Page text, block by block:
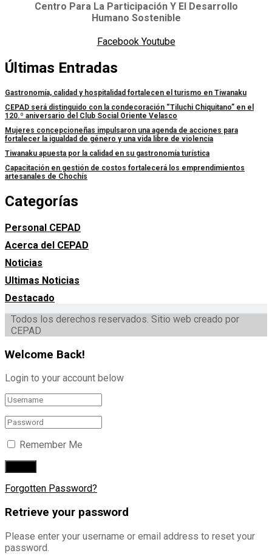
Centro Para La Participación Y El Desarrollo
Humano Sostenible
Facebook Youtube
Últimas Entradas
Gastronomía, calidad y hospitalidad fortalecen el turismo en Tiwanaku
CEPAD será distinguido con la condecoración “Tiluchi Chiquitano” en el
120.º aniversario del Club Social Oriente Velasco
Mujeres concepcioneñas impulsaron una agenda de acciones para
fortalecer la igualdad de género y una vida libre de violencia
Tiwanaku apuesta por la calidad en su gastronomía turística
Capacitación en gestión de costos fortalecerá los emprendimientos
artesanales de Chochís
Categorías
Personal CEPAD
Acerca del CEPAD
Noticias
Ultimas Noticias
Destacado
Todos los derechos reservados. Sitio web creado por
CEPAD
Welcome Back!
Login to your account below
Remember Me
Forgotten Password?
Retrieve your password
Please enter your username or email address to reset your
password.